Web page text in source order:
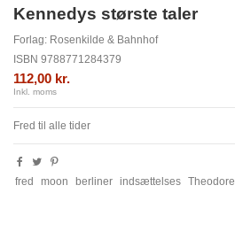
Kennedys største taler
Forlag: Rosenkilde & Bahnhof
ISBN 9788771284379
112,00 kr.
Inkl. moms
Fred til alle tider
fred moon berliner indsættelses Theodore